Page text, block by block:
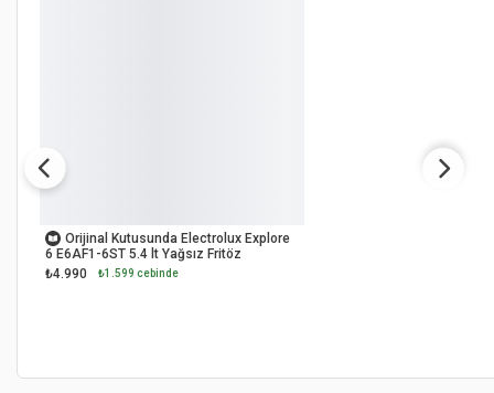
Orijinal Kutusunda Electrolux Explore
6 E6AF1-6ST 5.4 lt Yağsız Fritöz
₺4.990
₺1.599 cebinde